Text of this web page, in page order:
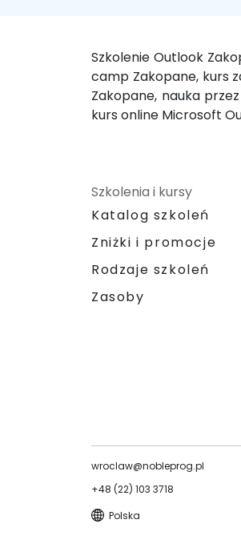
Szkolenie Outlook
camp Zakopane, kurs
Zakopane, nauka
kurs online Microsoft
Szkolenia i kursy
Katalog szkoleń
Zniżki i promocje
Rodzaje szkoleń
Zasoby
wroclaw@nobleprog.pl
+48 (22) 103 3718
Polska